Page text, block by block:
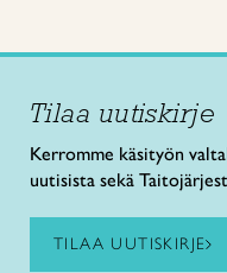
Tilaa uutiskirje
Kerromme käsityön
uutisista sekä
TILAA UUTISKIRJE